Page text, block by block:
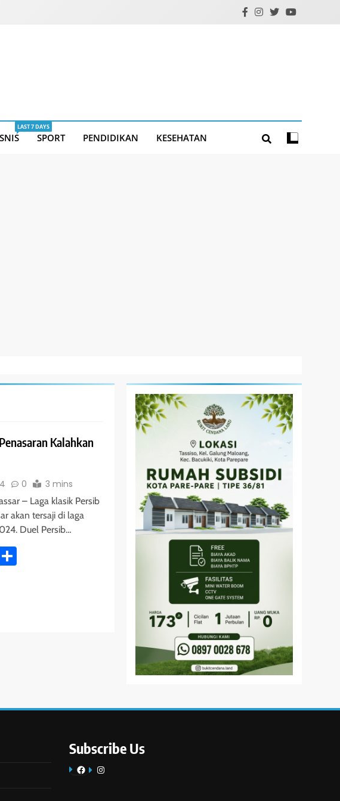
LAST 7 DAYS
SPORT PENDIDIKAN KESEHATAN
Kalahkan
0 3 mins
– Laga klasik Persib
akan tersaji di laga
Duel Persib…
Share
Subscribe Us
FacebookInstagram